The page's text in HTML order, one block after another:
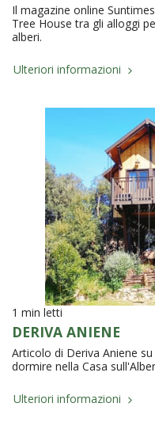
Il magazine online
Tree House tra gli alloggi
alberi.
Ulteriori informazioni
1 min letti
DERIVA ANIENE
Articolo di Deriva Aniene
dormire nella Casa
Ulteriori informazioni